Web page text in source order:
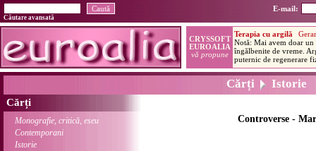
E-mail:
Căutare avansată
Cărți Istorie
Cărți
Monografie, critică, eseu
Contemporani
Istorie
Controverse -